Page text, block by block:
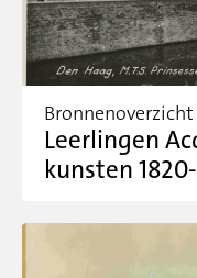
Bronnenoverzicht
Leerlingen
kunsten